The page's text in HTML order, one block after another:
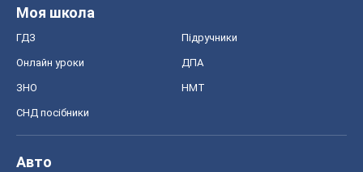
Моя школа
ГДЗ Підручники
Онлайн уроки ДПА
ЗНО НМТ
СНД посібники
Авто